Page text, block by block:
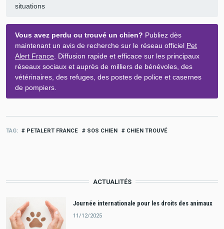
situations
Vous avez perdu ou trouvé un chien? Publiez dès
maintenant un avis de recherche sur le réseau officiel Pet
Alert France . Diffusion rapide et efficace sur les principaux
réseaux sociaux et auprès de milliers de bénévoles, des
vétérinaires, des refuges, des postes de police et casernes
de pompiers.
TAG PETALERT FRANCE SOS CHIEN CHIEN TROUVÉ
ACTUALITÉS
Journée internationale pour les droits des animaux
11/12/2025